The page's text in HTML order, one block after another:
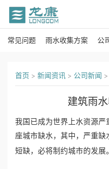
首
关
们
常见问题 雨水收集方案 公
首页 > 新闻资讯 > 公司新闻 >
建筑雨
我国已成为世界上水资源严
座城市缺水，其中，严重缺
短缺，必将制约城市的发展。